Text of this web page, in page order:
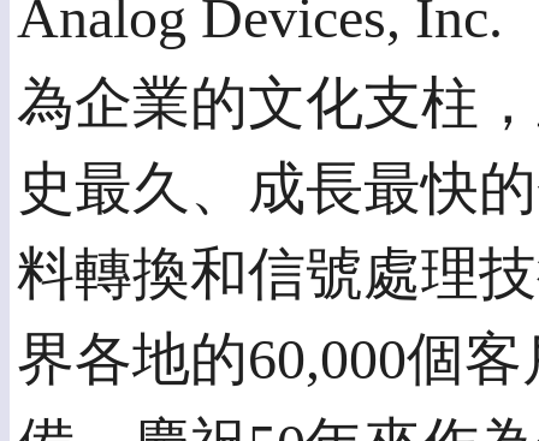
Analog Devices,
為企業的文化支柱
史最久、成長最快
料轉換和信號處理
界各地的60,000個